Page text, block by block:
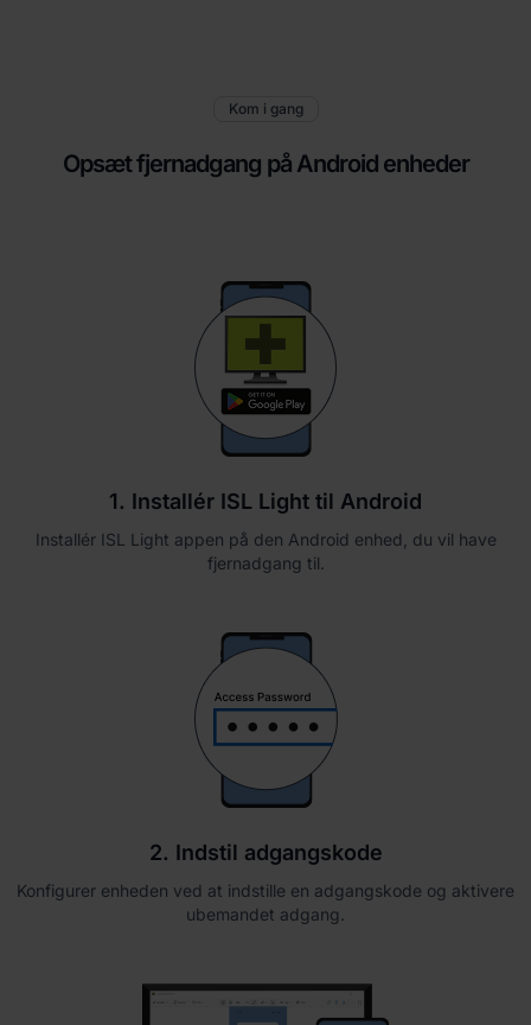
Kom i gang
Opsæt fjernadgang på Android enheder
1. Installér ISL Light til Android
Installér ISL Light appen på den Android enhed, du vil have
fjernadgang til.
2. Indstil adgangskode
Konfigurer enheden ved at indstille en adgangskode og aktivere
ubemandet adgang.